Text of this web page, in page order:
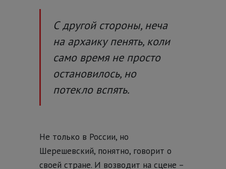
С другой стороны, неча
на архаику пенять, коли
само время не просто
остановилось, но
потекло вспять.
Не только в России, но
Шерешевский, понятно, говорит о
своей стране. И возводит на сцене –